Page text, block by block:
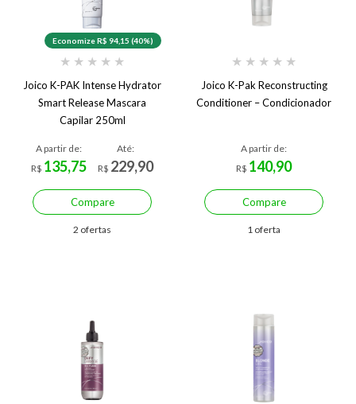
Economize R$ 94,15 (40%)
★ ★ ★ ★ ★
Joico K-PAK Intense Hydrator
Smart Release Mascara
Capilar 250ml
A partir de:
R$ 135,75
Até:
R$ 229,90
Compare
2 ofertas
★ ★ ★ ★ ★
Joico K-Pak Reconstructing
Conditioner – Condicionador
A partir de:
R$ 140,90
Compare
1 oferta